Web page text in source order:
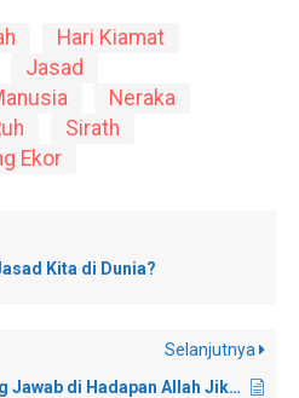
Hari Kiamat
Jasad
Neraka
Sirath
Ekor
Kita di Dunia?
Selanjutnya
Apakah Tetap Bertanggung Jawab di Hadapan Allah Jika Anak Malas Beribadah?